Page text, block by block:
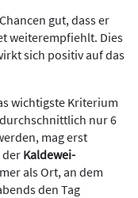
gut, dass er
weiterempfiehlt. Dies
sich positiv auf das
wichtigste Kriterium
nur 6
mag erst
der Kaldewei-
als Ort, an dem
den Tag